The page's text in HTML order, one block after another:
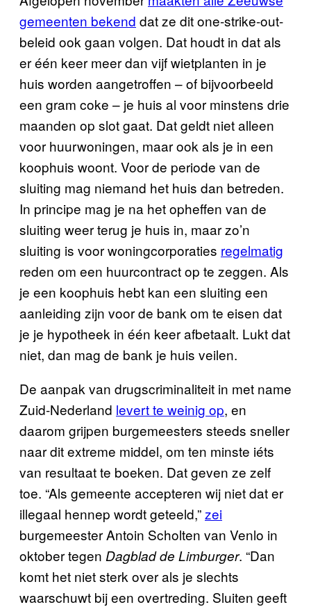
gemeenten bekend dat ze dit one-strike-out-
beleid ook gaan volgen. Dat houdt in dat als
er één keer meer dan vijf wietplanten in je
huis worden aangetroffen – of bijvoorbeeld
een gram coke – je huis al voor minstens drie
maanden op slot gaat. Dat geldt niet alleen
voor huurwoningen, maar ook als je in een
koophuis woont. Voor de periode van de
sluiting mag niemand het huis dan betreden.
In principe mag je na het opheffen van de
sluiting weer terug je huis in, maar zo’n
sluiting is voor woningcorporaties regelmatig
reden om een huurcontract op te zeggen. Als
je een koophuis hebt kan een sluiting een
aanleiding zijn voor de bank om te eisen dat
je je hypotheek in één keer afbetaalt. Lukt dat
niet, dan mag de bank je huis veilen.
De aanpak van drugscriminaliteit in met name
Zuid-Nederland levert te weinig op, en
daarom grijpen burgemeesters steeds sneller
naar dit extreme middel, om ten minste iéts
van resultaat te boeken. Dat geven ze zelf
toe. “Als gemeente accepteren wij niet dat er
illegaal hennep wordt geteeld,”zei
burgemeester Antoin Scholten van Venlo in
oktober tegen Dagblad de Limburger. “Dan
komt het niet sterk over als je slechts
waarschuwt bij een overtreding. Sluiten geeft